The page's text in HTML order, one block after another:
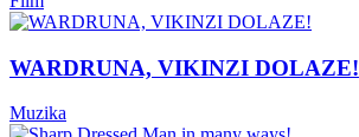
WARDRUNA, VIKINZI DOLAZE!
Muzika